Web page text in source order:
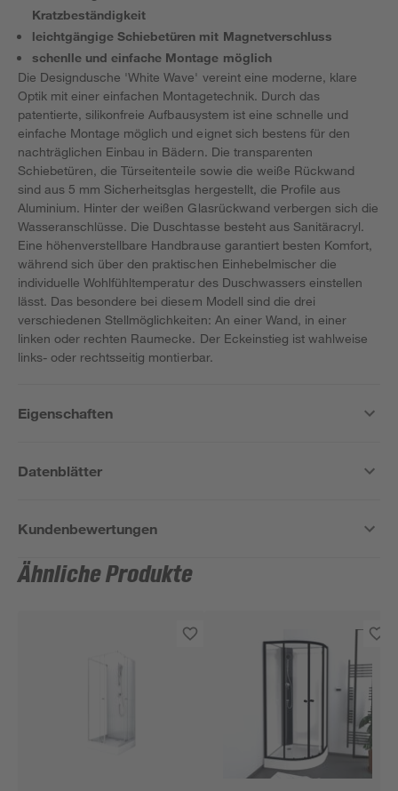
Kratzbeständigkeit
leichtgängige Schiebetüren mit Magnetverschluss
schenlle und einfache Montage möglich
Die Designdusche 'White Wave' vereint eine moderne, klare
Optik mit einer einfachen Montagetechnik. Durch das
patentierte, silikonfreie Aufbausystem ist eine schnelle und
einfache Montage möglich und eignet sich bestens für den
nachträglichen Einbau in Bädern. Die transparenten
Schiebetüren, die Türseitenteile sowie die weiße Rückwand
sind aus 5 mm Sicherheitsglas hergestellt, die Profile aus
Aluminium. Hinter der weißen Glasrückwand verbergen sich die
Wasseranschlüsse. Die Duschtasse besteht aus Sanitäracryl.
Eine höhenverstellbare Handbrause garantiert besten Komfort,
während sich über den praktischen Einhebelmischer die
individuelle Wohlfühltemperatur des Duschwassers einstellen
lässt. Das besondere bei diesem Modell sind die drei
verschiedenen Stellmöglichkeiten: An einer Wand, in einer
linken oder rechten Raumecke. Der Eckeinstieg ist wahlweise
links- oder rechtsseitig montierbar.
Eigenschaften
Datenblätter
Kundenbewertungen
Ähnliche Produkte